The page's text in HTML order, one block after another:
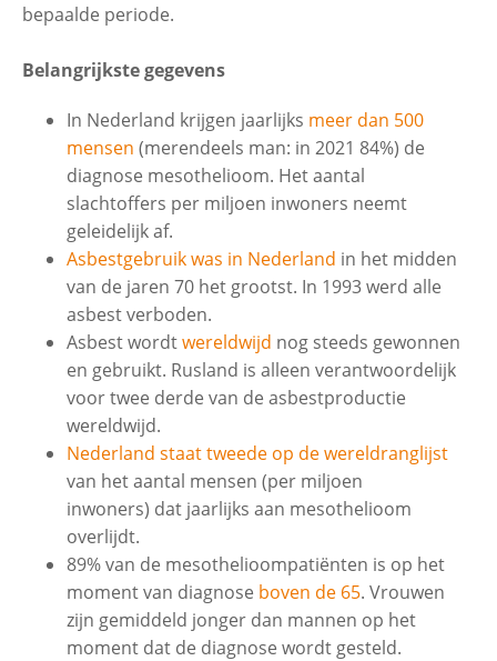
Handel en Diensten
bepaalde periode.
Belangrijkste gegevens
In Nederland krijgen jaarlijks meer dan 500
mensen (merendeels man: in 2021 84%) de
diagnose mesothelioom. Het aantal
slachtoffers per miljoen inwoners neemt
geleidelijk af.
Asbestgebruik was in Nederland in het midden
van de jaren 70 het grootst. In 1993 werd alle
asbest verboden.
Asbest wordtwereldwijd nog steeds gewonnen
en gebruikt. Rusland is alleen verantwoordelijk
voor twee derde van de asbestproductie
wereldwijd.
Nederland staat tweede op de wereldranglijst
van het aantal mensen (per miljoen
inwoners) dat jaarlijks aan mesothelioom
overlijdt.
89% van de mesothelioompatiënten is op het
moment van diagnose boven de 65. Vrouwen
zijn gemiddeld jonger dan mannen op het
moment dat de diagnose wordt gesteld.